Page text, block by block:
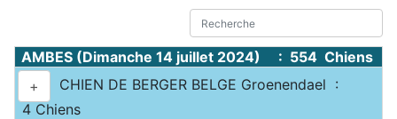
AMBES (Dimanche 14 juillet 2024) : 554 Chiens
+
CHIEN DE BERGER BELGE Groenendael :
4 Chiens